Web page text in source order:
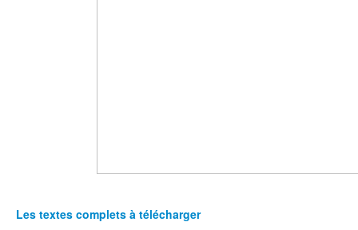
Les textes complets à télécharger